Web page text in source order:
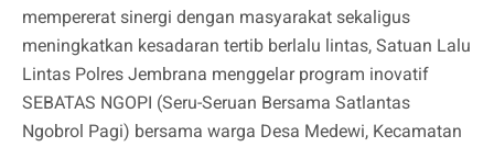
mempererat sinergi dengan masyarakat sekaligus
meningkatkan kesadaran tertib berlalu lintas, Satuan Lalu
Lintas Polres Jembrana menggelar program inovatif
SEBATAS NGOPI (Seru-Seruan Bersama Satlantas
Ngobrol Pagi) bersama warga Desa Medewi, Kecamatan